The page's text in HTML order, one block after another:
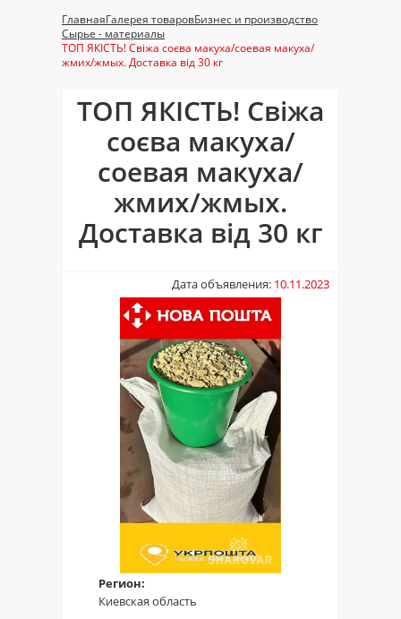
ГлавнаяГалерея товаровБизнес и производство
Сырье - материалы
ТОП ЯКІСТЬ! Свіжа соєва макуха/соевая макуха/
жмих/жмых. Доставка від 30 кг
ТОП ЯКІСТЬ! Свіжа
соєва макуха/
соевая макуха/
жмих/жмых.
Доставка від 30 кг
Дата объявления: 10.11.2023
Регион:
Киевская область